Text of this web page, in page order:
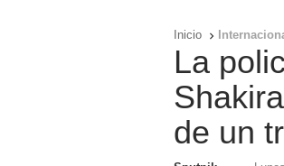
Inicio 
La
de un